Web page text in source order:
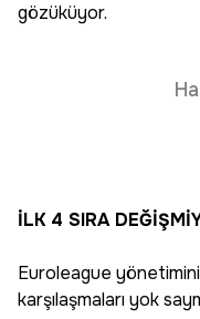
gözüküyor.
İLK 4 SIRA
Euroleague
karşılaşmaları yok